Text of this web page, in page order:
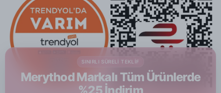
SINIRLI SÜRELI TEKLIF
Merythod Markalı Tüm Ürünlerde